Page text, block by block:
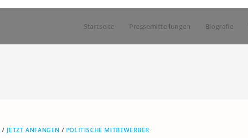
Startseite Pressemitteilungen Biografie
/ JETZT ANFANGEN / POLITISCHE MITBEWERBER